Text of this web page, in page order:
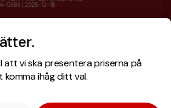
att vi ska presentera priserna på
komma ihåg ditt val.
h
Snabb leverans